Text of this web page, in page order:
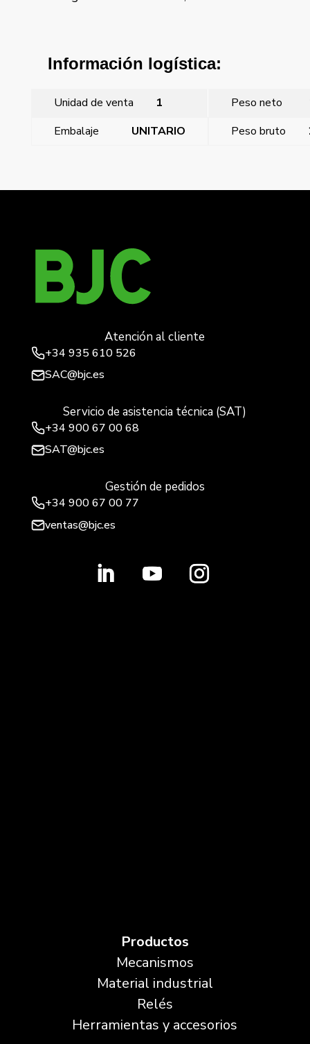
Información logística:
Unidad de venta 1 Peso neto
Embalaje
UNITARIO Peso bruto
Atención al cliente
+34 935 610 526
SAC@bjc.es
Servicio de asistencia técnica (SAT)
+34 900 67 00 68
SAT@bjc.es
Gestión de pedidos
+34 900 67 00 77
ventas@bjc.es
Productos
Mecanismos
Material industrial
Relés
Herramientas y accesorios